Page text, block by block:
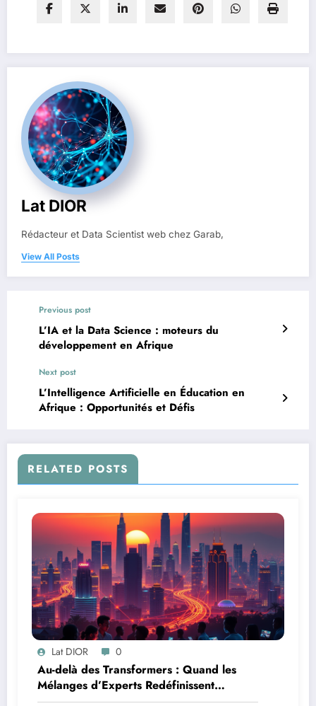
Lat DIOR
Rédacteur et Data Scientist web chez Garab,
View All Posts
Previous post
L’IA et la Data Science : moteurs du
développement en Afrique
Next post
L’Intelligence Artificielle en Éducation en
Afrique : Opportunités et Défis
RELATED POSTS
Lat DIOR 0
Au-delà des Transformers : Quand les
Mélanges d’Experts Redéfinissent
l’Efficacité de l’IA